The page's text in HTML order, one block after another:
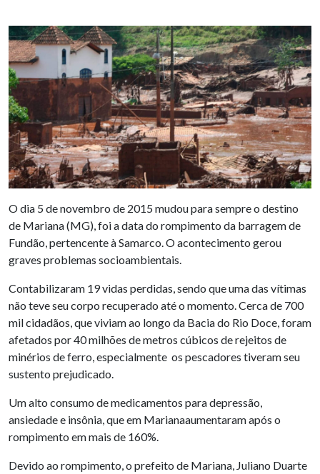
O dia 5 de novembro de 2015 mudou para sempre o destino
de Mariana (MG), foi a data do rompimento da barragem de
Fundão, pertencente à Samarco. O acontecimento gerou
graves problemas socioambientais.
Contabilizaram 19 vidas perdidas, sendo que uma das vítimas
não teve seu corpo recuperado até o momento. Cerca de 700
mil cidadãos, que viviam ao longo da Bacia do Rio Doce, foram
afetados por 40 milhões de metros cúbicos de rejeitos de
minérios de ferro, especialmente os pescadores tiveram seu
sustento prejudicado.
Um alto consumo de medicamentos para depressão,
ansiedade e insônia, que em Marianaaumentaram após o
rompimento em mais de 160%.
Devido ao rompimento, o prefeito de Mariana, Juliano Duarte